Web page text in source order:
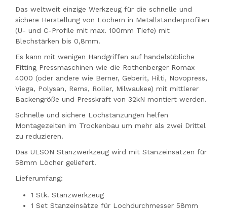
Das weltweit einzige Werkzeug für die schnelle und
sichere Herstellung von Löchern in Metallständerprofilen
(U- und C-Profile mit max. 100mm Tiefe) mit
Blechstärken bis 0,8mm.
Es kann mit wenigen Handgriffen auf handelsübliche
Fitting Pressmaschinen wie die Rothenberger Romax
4000 (oder andere wie Berner, Geberit, Hilti, Novopress,
Viega, Polysan, Rems, Roller, Milwaukee) mit mittlerer
Backengröße und Presskraft von 32kN montiert werden.
Schnelle und sichere Lochstanzungen helfen
Montagezeiten im Trockenbau um mehr als zwei Drittel
zu reduzieren.
Das ULSON Stanzwerkzeug wird mit Stanzeinsätzen für
58mm Löcher geliefert.
Lieferumfang:
1 Stk. Stanzwerkzeug
1 Set Stanzeinsätze für Lochdurchmesser 58mm